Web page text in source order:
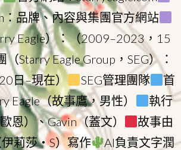
：品牌、內容與集團官方網站
Eagle）：（2009–2023，15
（Starry Eagle Group，SEG）：
日–現在）
SEG管理團隊
首
Eagle（故事鷹，男性）
執行
恩）、Gavin（蓋文）
故事由
莉莎・S）寫作
AI負責文字潤